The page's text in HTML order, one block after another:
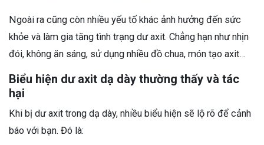
Ngoài ra cũng còn nhiều yếu tố khác ảnh hưởng đến sức
khỏe và làm gia tăng tình trạng dư axit. Chẳng hạn như nhịn
đói, không ăn sáng, sử dụng nhiều đồ chua, món tạo axit…
Biểu hiện dư axit dạ dày thường thấy và tác
hại
Khi bị dư axit trong dạ dày, nhiều biểu hiện sẽ lộ rõ để cảnh
báo với bạn. Đó là: